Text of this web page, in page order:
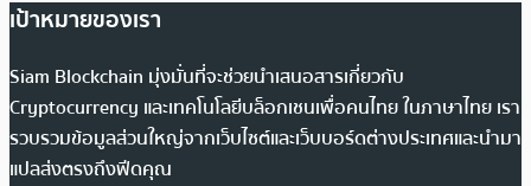
เป้าหมายของเรา
Siam Blockchain มุ่งมั่นที่จะช่วยนำเสนอสารเกี่ยวกับ
Cryptocurrency และเทคโนโลยีบล็อกเชนเพื่อคนไทย ในภาษาไทย เรา
รวบรวมข้อมูลส่วนใหญ่จากเว็บไซต์และเว็บบอร์ดต่างประเทศและนำมา
แปลส่งตรงถึงฟีดคุณ